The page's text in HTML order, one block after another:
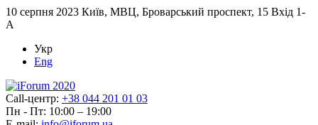
10 серпня 2023 Київ, МВЦ, Броварський проспект, 15 Вхід 1-
А
Укр
Eng
Call-центр: +38 044 201 01 03
Пн - Пт: 10:00 – 19:00